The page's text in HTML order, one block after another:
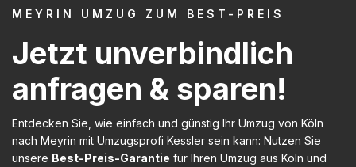
MEYRIN UMZUG ZUM BEST-PREIS
Jetzt unverbindlich
anfragen & sparen!
Entdecken Sie, wie einfach und günstig Ihr Umzug von Köln
nach Meyrin mit Umzugsprofi Kessler sein kann: Nutzen Sie
unsere Best-Preis-Garantie für Ihren Umzug aus Köln und